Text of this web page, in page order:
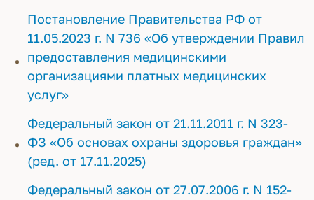
Постановление Правительства РФ от
11.05.2023 г. N 736 «Об утверждении Правил
предоставления медицинскими
организациями платных медицинских
услуг»
Федеральный закон от 21.11.2011 г. N 323-
ФЗ «Об основах охраны здоровья граждан»
(ред. от 17.11.2025)
Федеральный закон от 27.07.2006 г. N 152-